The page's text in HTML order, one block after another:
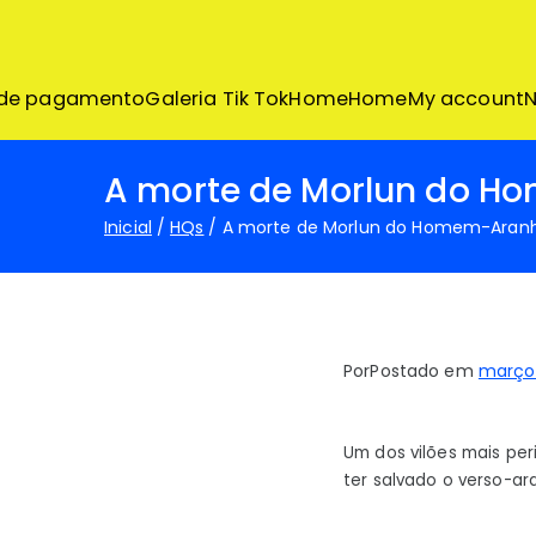
conteúdo
pagamentoGaleria Tik TokHomeHomeMy account
A morte de Morlun do
Inicial HQs A morte de Morlun do Homem-
PorPostado em março
Um dos vilões mais
ter salvado o verso-